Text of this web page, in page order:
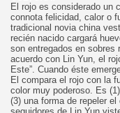
El rojo es considerado un
connota felicidad, calor o
tradicional novia china
recién nacido cargará
son entregados en sobres
acuerdo con Lin Yun, el
Este”. Cuando éste
El compara el rojo con la
color muy poderoso. Es
(3) una forma de repeler